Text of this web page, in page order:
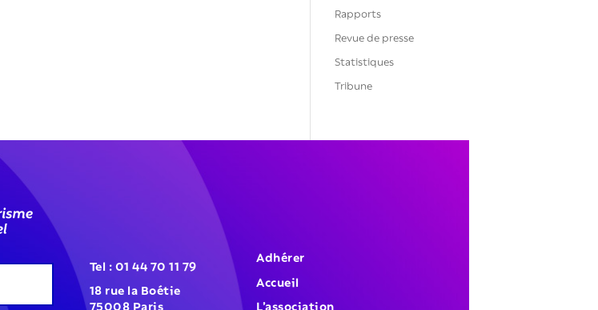
Rapports
Revue de presse
Statistiques
Tribune
Tel : 01 44 70 11 79
18 rue la Boétie
75008 Paris
Adhérer
Accueil
L’association